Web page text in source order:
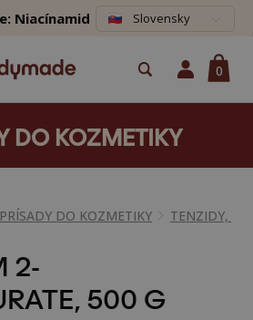
Niacínamid Slovensky
0
DO KOZMETIKY
PRÍSADY DO KOZMETIKY TENZIDY,
2-
500 G